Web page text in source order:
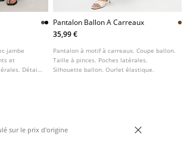
jambe
et
Détail
Pantalon Ballon A Carreaux
35,99 €
Pantalon à motif à carreaux. Coupe ballon.
Taille à pinces. Poches latérales.
Silhouette ballon. Ourlet élastique.
sur le prix d'origine